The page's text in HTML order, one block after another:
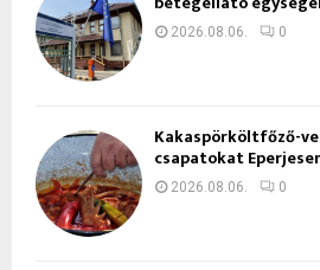
2026.08.06. 0
Kakaspörköltfőző-
csapatokat
2026.08.06. 0